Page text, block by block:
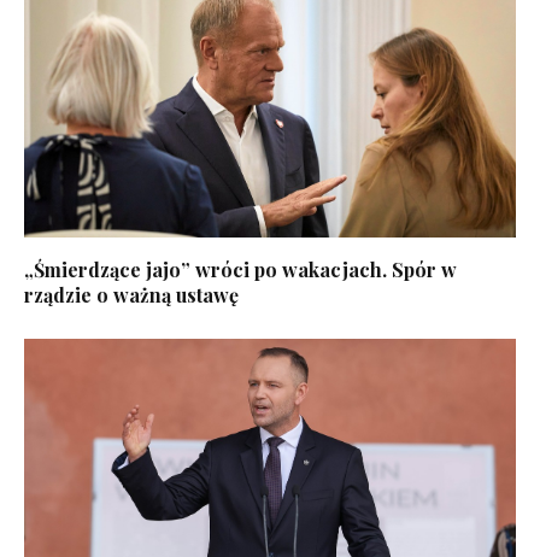
„Śmierdzące jajo” wróci po wakacjach. Spór w
rządzie o ważną ustawę